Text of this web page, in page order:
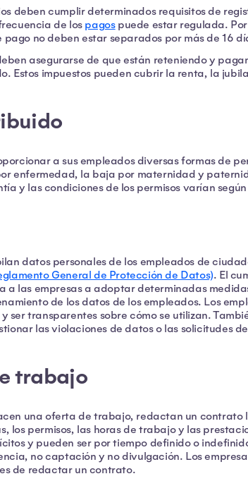
deben cumplir determinados requisitos de
de los pagospuede estar regulada.
no deben estar separados por más de 16
asegurarse de que están reteniendo y
Estos impuestos pueden cubrir la renta, la
a sus empleados diversas formas de
enfermedad, la baja por maternidad y
y las condiciones de los permisos varían
datos personales de los empleados de
General de Protección de Datos). El
a las empresas a adoptar determinadas
de los datos de los empleados. Los
ser transparentes sobre cómo se utilizan.
las violaciones de datos o las solicitudes
trabajo
una oferta de trabajo, redactan un contrato
los permisos, las horas de trabajo y las
y pueden ser por tiempo definido o
no captación y no divulgación. Los
de redactar un contrato.